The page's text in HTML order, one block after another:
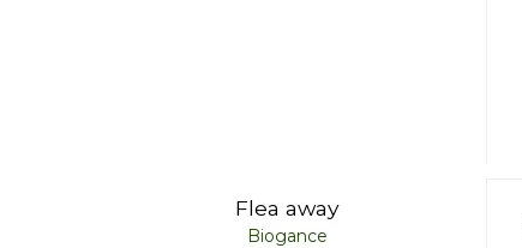
Flea away
Biogance